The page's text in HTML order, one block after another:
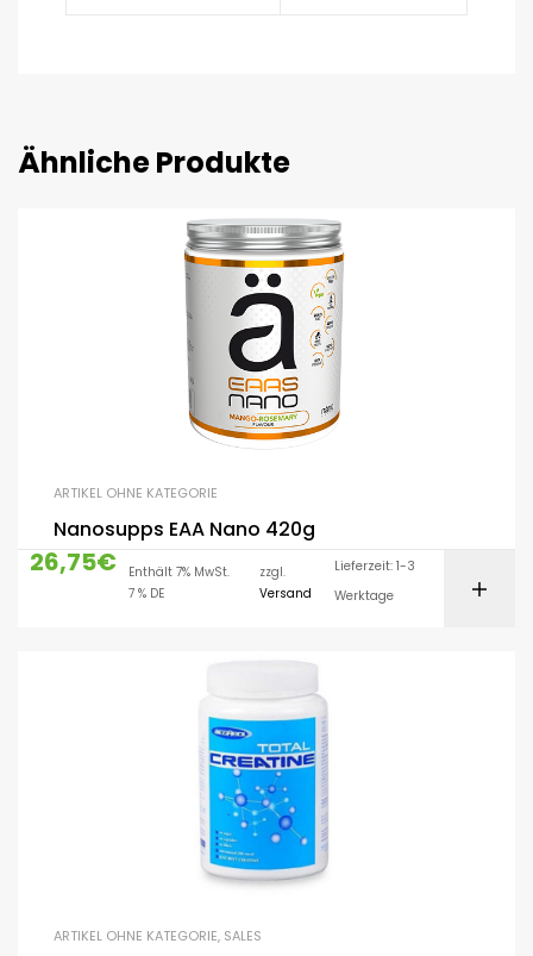
Ähnliche Produkte
ARTIKEL OHNE KATEGORIE
Nanosupps EAA Nano 420g
26,75€
Enthält 7% MwSt.
7 % DE
zzgl.
Versand
Lieferzeit: 1-3
Werktage
ARTIKEL OHNE KATEGORIE, SALES